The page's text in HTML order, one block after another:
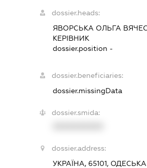
dossier.heads:
ЯВОРСЬКА ОЛЬГА
КЕРІВНИК
dossier.position -
dossier.beneficiaries:
dossier.missingData
dossier.smida:
dossier.address:
УКРАЇНА, 65101,